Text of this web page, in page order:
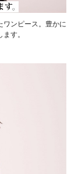
ワンピース。豊かに
す。